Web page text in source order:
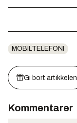
MOBILTELEFONI
Gi bort artikkelen
Kommentarer